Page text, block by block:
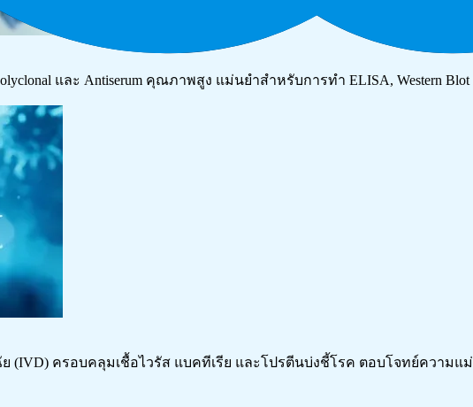
และ Antiserum คุณภาพสูง แม่นยำสำหรับการทำ ELISA, Western
ครอบคลุมเชื้อไวรัส แบคทีเรีย และโปรตีนบ่งชี้โรค ตอบโจทย์ความแ